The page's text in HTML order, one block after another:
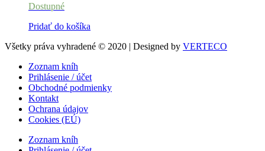
Dostupné
Pridať do košíka
Všetky práva vyhradené © 2020 | Designed by VERTECO
Zoznam kníh
Prihlásenie / účet
Obchodné podmienky
Kontakt
Ochrana údajov
Cookies (EÚ)
Zoznam kníh